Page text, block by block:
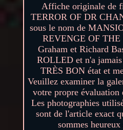
Affiche originale de
TERROR OF DR
sous le nom de
REVENGE OF
Graham et Richard
ROLLED et n'a
TRÈS BON état et
Veuillez examiner la
votre propre évaluation
Les photographies
sont de l'article exact
sommes